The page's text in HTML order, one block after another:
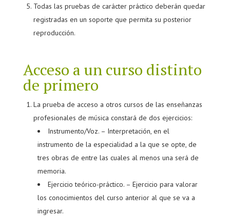
Todas las pruebas de carácter práctico deberán quedar
registradas en un soporte que permita su posterior
reproducción.
Acceso a un curso distinto
de primero
La prueba de acceso a otros cursos de las enseñanzas
profesionales de música constará de dos ejercicios:
Instrumento/Voz. – Interpretación, en el
instrumento de la especialidad a la que se opte, de
tres obras de entre las cuales al menos una será de
memoria.
Ejercicio teórico-práctico. – Ejercicio para valorar
los conocimientos del curso anterior al que se va a
ingresar.